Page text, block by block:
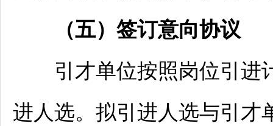
（五）签订意向协议
引才单位按照岗位引进
进人选。拟引进人选与引才